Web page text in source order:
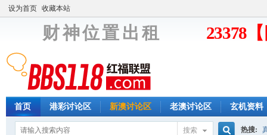
设为首页 收藏本站
财 神 位 置 出 租 23378
首页 港彩讨论区 新澳讨论区 老澳讨论区 玄机资料
搜索 热搜: